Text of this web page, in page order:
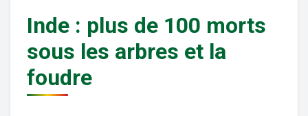
Inde : plus de 100 morts
sous les arbres et la
foudre